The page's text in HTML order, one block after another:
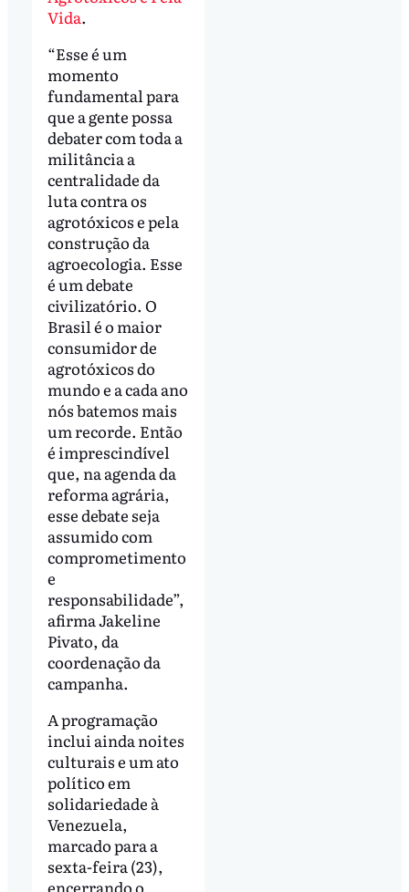
Vida.
“Esse é um
momento
fundamental para
que a gente possa
debater com toda a
militância a
centralidade da
luta contra os
agrotóxicos e pela
construção da
agroecologia. Esse
é um debate
civilizatório. O
Brasil é o maior
consumidor de
agrotóxicos do
mundo e a cada ano
nós batemos mais
um recorde. Então
é imprescindível
que, na agenda da
reforma agrária,
esse debate seja
assumido com
comprometimento
e
responsabilidade”,
afirma Jakeline
Pivato, da
coordenação da
campanha.
A programação
inclui ainda noites
culturais e um ato
político em
solidariedade à
Venezuela,
marcado para a
sexta-feira (23),
encerrando o